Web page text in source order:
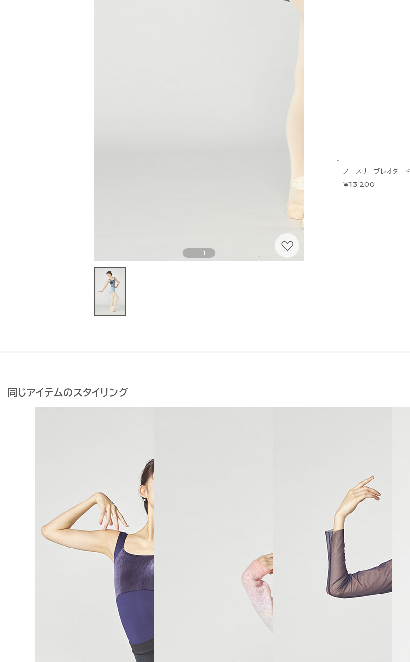
1 1
ノースリーブレオタード
¥13,200
同じアイテムのスタイリング